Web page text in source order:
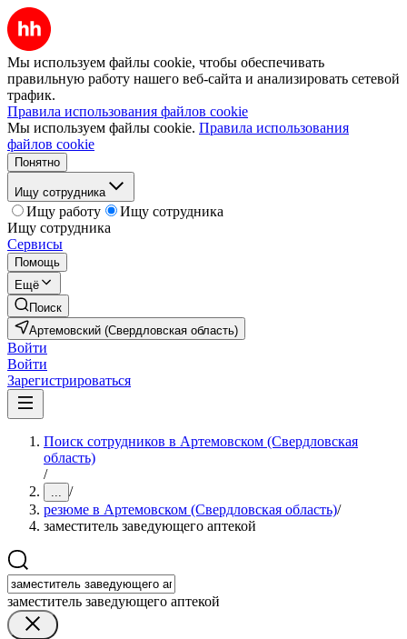
Мы используем файлы cookie, чтобы обеспечивать
правильную работу нашего веб-сайта и анализировать сетевой
трафик.
Правила использования файлов cookie
Мы используем файлы cookie. Правила использования
файлов cookie
Понятно
Ищу сотрудника
Ищу работу
Ищу сотрудника
Ищу сотрудника
Сервисы
Помощь
Ещё
Поиск
Артемовский (Свердловская область)
Войти
Войти
Зарегистрироваться
Поиск сотрудников в Артемовском (Свердловская
область)
/
... /
резюме в Артемовском (Свердловская область)/
заместитель заведующего аптекой
заместитель заведующего аптекой